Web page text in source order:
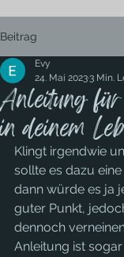
Beitrag
Anleitung
in deinem
Evy
24. Mai 20233 Min.
Klingt irgendwie
sollte es dazu
dann würde es ja
guter Punkt,
dennoch
Anleitung ist